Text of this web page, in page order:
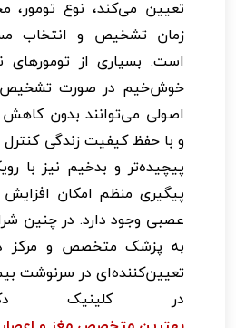
تعیین می‌کند، نوع تومور،
زمان تشخیص و انتخاب
است. بسیاری از تومورهای
خوش‌خیم در صورت تشخیص
اصولی می‌توانند بدون
و با حفظ کیفیت زندگی
پیچیده‌تر و بدخیم نیز با
پیگیری منظم امکان افزایش
عصبی وجود دارد. در چنین
به پزشک متخصص و مرکز
تعیین‌کننده‌ای در سرنوشت
در کلینیک